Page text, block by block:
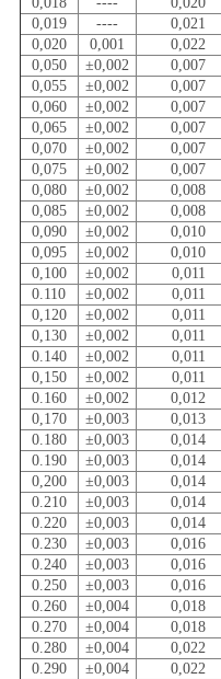
0,019
---- 0,021
0,020
0,001 0,022
0,050
±0,002 0,007
0,055
±0,002 0,007
0,060
±0,002 0,007
0,065
±0,002 0,007
0,070
±0,002 0,007
0,075
±0,002 0,007
0,080
±0,002 0,008
0,085
±0,002 0,008
0,090
±0,002 0,010
0,095
±0,002 0,010
0,100
±0,002 0,011
0.110
±0,002 0,011
0,120
±0,002 0,011
0,130
±0,002 0,011
0.140
±0,002 0,011
0,150
±0,002 0,011
0.160
±0,002 0,012
0,170
±0,003 0,013
0.180
±0,003 0,014
0.190
±0,003 0,014
0,200
±0,003 0,014
0.210
±0,003 0,014
0.220
±0,003 0,014
0.230
±0,003 0,016
0.240
±0,003 0,016
0.250
±0,003 0,016
0.260
±0,004 0,018
0.270
±0,004 0,018
0.280
±0,004 0,022
0.290
±0,004 0,022